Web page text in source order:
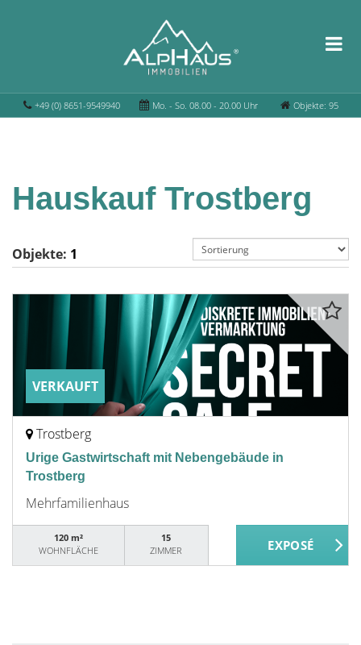
+49 (0) 8651-9549940 Mo. - So. 08.00 - 20.00 Uhr Objekte: 95
Hauskauf Trostberg
Objekte: 1
VERKAUFT
Trostberg
Urige Gastwirtschaft mit Nebengebäude in
Trostberg
Mehrfamilienhaus
120 m²
WOHNFLÄCHE
15
ZIMMER